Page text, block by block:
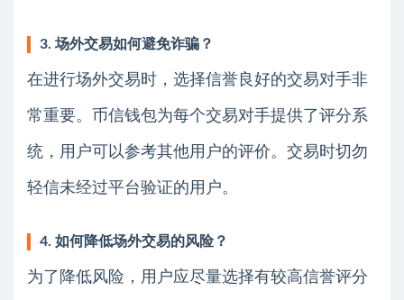
3. 场外交易如何避免诈骗？
在进行场外交易时，选择信誉良好的交易对手非
常重要。币信钱包为每个交易对手提供了评分系
统，用户可以参考其他用户的评价。交易时切勿
轻信未经过平台验证的用户。
4. 如何降低场外交易的风险？
为了降低风险，用户应尽量选择有较高信誉评分